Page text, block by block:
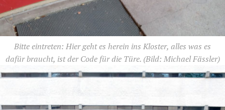
Bitte eintreten: Hier geht es herein ins Kloster, alles was es
dafür braucht, ist der Code für die Türe.(Bild: Michael Fässler)